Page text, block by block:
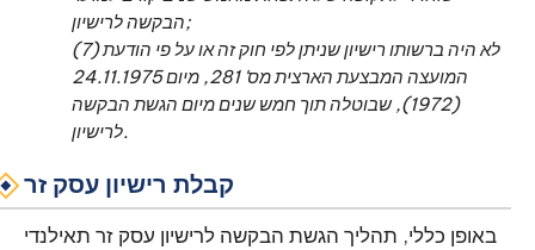
הבקשה לרישיון;
(7) לא היה ברשותו רישיון שניתן לפי חוק זה או על פי הודעת
המועצה המבצעת הארצית מס' 281, מיום 24.11.1975
(1972), שבוטלה תוך חמש שנים מיום הגשת הבקשה
לרישיון.
קבלת רישיון עסק זר
באופן כללי, תהליך הגשת הבקשה לרישיון עסק זר תאילנדי